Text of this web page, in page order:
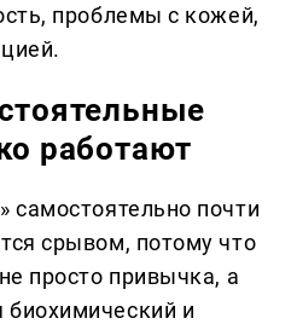
проблемы с кожей,
работают
самостоятельно почти
срывом, потому что
просто привычка, а
и